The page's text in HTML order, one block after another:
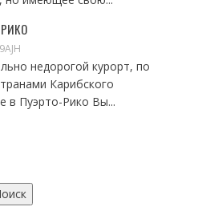
недорогой курорт, по
Карибского
в Пуэрто-Рико Вы...